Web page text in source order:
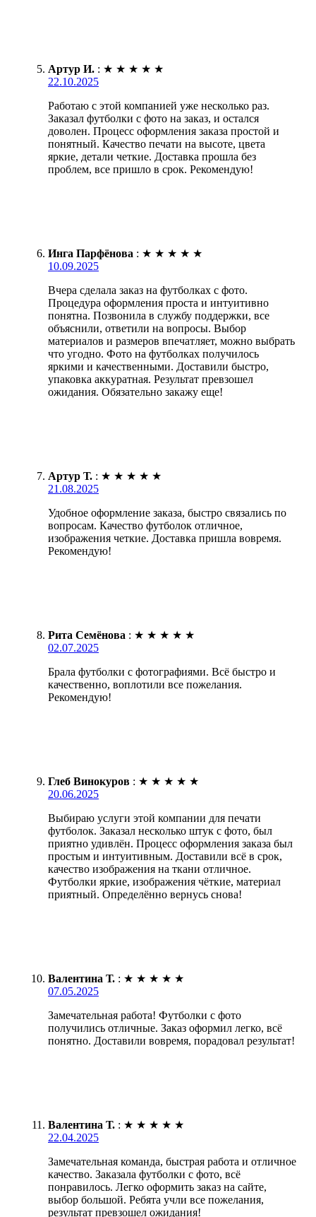
Артур И. : ★ ★ ★ ★ ★
22.10.2025
Работаю с этой компанией уже несколько раз.
Заказал футболки с фото на заказ, и остался
доволен. Процесс оформления заказа простой и
понятный. Качество печати на высоте, цвета
яркие, детали четкие. Доставка прошла без
проблем, все пришло в срок. Рекомендую!
Инга Парфёнова : ★ ★ ★ ★ ★
10.09.2025
Вчера сделала заказ на футболках с фото.
Процедура оформления проста и интуитивно
понятна. Позвонила в службу поддержки, все
объяснили, ответили на вопросы. Выбор
материалов и размеров впечатляет, можно выбрать
что угодно. Фото на футболках получилось
яркими и качественными. Доставили быстро,
упаковка аккуратная. Результат превзошел
ожидания. Обязательно закажу еще!
Артур Т. : ★ ★ ★ ★ ★
21.08.2025
Удобное оформление заказа, быстро связались по
вопросам. Качество футболок отличное,
изображения четкие. Доставка пришла вовремя.
Рекомендую!
Рита Семёнова : ★ ★ ★ ★ ★
02.07.2025
Брала футболки с фотографиями. Всё быстро и
качественно, воплотили все пожелания.
Рекомендую!
Глеб Винокуров : ★ ★ ★ ★ ★
20.06.2025
Выбираю услуги этой компании для печати
футболок. Заказал несколько штук с фото, был
приятно удивлён. Процесс оформления заказа был
простым и интуитивным. Доставили всё в срок,
качество изображения на ткани отличное.
Футболки яркие, изображения чёткие, материал
приятный. Определённо вернусь снова!
Валентина Т. : ★ ★ ★ ★ ★
07.05.2025
Замечательная работа! Футболки с фото
получились отличные. Заказ оформил легко, всё
понятно. Доставили вовремя, порадовал результат!
Валентина Т. : ★ ★ ★ ★ ★
22.04.2025
Замечательная команда, быстрая работа и отличное
качество. Заказала футболки с фото, всё
понравилось. Легко оформить заказ на сайте,
выбор большой. Ребята учли все пожелания,
результат превзошел ожидания!